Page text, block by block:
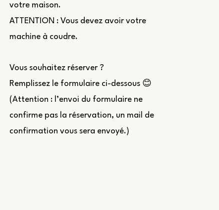
votre maison.
ATTENTION : Vous devez avoir votre
machine à coudre.
Vous souhaitez réserver ?
Remplissez le formulaire ci-dessous 😊
(Attention : l’envoi du formulaire ne
confirme pas la réservation, un mail de
confirmation vous sera envoyé.)